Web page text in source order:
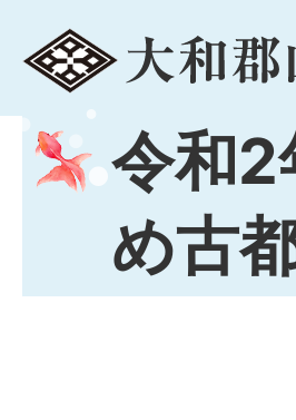
令和2
め古